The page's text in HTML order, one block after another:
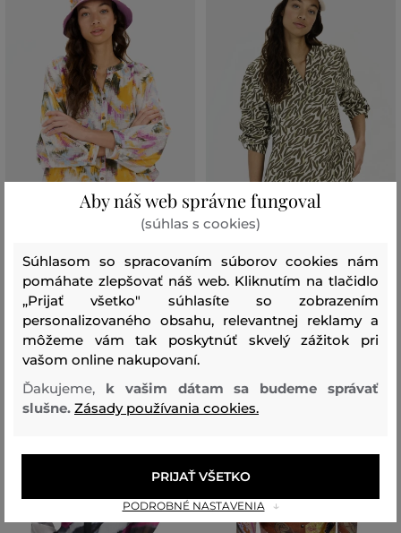
BLÚZKA CAMEL ACTIVE BLOUSE
90 €
59 ,90 €
Dostupné veľkosti:
ZĽAVA -50 %
BLÚZKA CAMEL ACTIVE BLOUSE
109,90 €
54,
90 €
Dostupné veľkosti:
Aby náš web správne fungoval
(súhlas s cookies)
Súhlasom so spracovaním súborov cookies nám
pomáhate zlepšovať náš web. Kliknutím na tlačidlo
„Prijať všetko" súhlasíte so zobrazením
personalizovaného obsahu, relevantnej reklamy a
môžeme vám tak poskytnúť skvelý zážitok pri
vašom online nakupovaní.
Ďakujeme, k vašim dátam sa budeme správať
slušne. Zásady používania cookies.
PODROBNÉ NASTAVENIA
PRIJAŤ VŠETKO